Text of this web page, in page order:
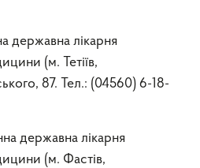
державна лікарня
(м. Тетіїв,
87. Тел.: (04560) 6-18-
державна лікарня
(м. Фастів,